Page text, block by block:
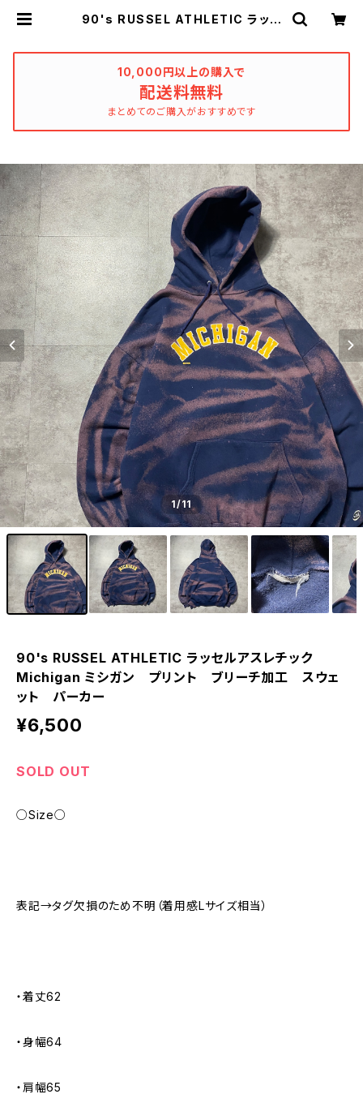
90's RUSSEL ATHLETIC ラッセ
ット パーカー | used_clothing_
katharsis
10,000円以上の購入で
配送料無料
まとめてのご購入がおすすめです
1/11
90's RUSSEL ATHLETIC ラッセルアスレチック
Michigan ミシガン プリント ブリーチ加工 スウェ
ット パーカー
¥6,500
SOLD OUT
○Size○
表記→タグ欠損のため不明（着用感Lサイズ相当）
・着丈62
・身幅64
・肩幅65